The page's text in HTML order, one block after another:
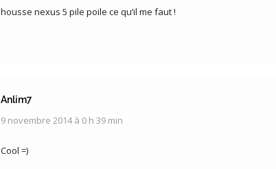
housse nexus 5 pile poile ce qu’il me faut !
Anlim7
dit
9 novembre 2014 à 0 h 39 min
Cool =)